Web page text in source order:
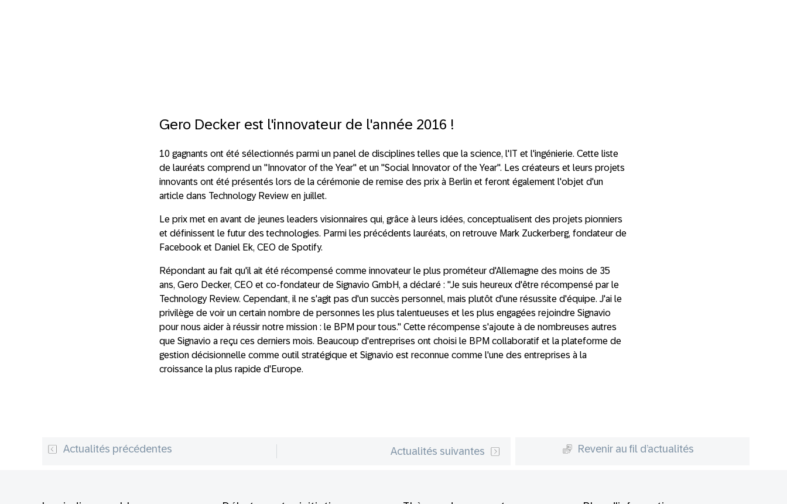
Gero Decker est l'innovateur de l'année 2016 !
10 gagnants ont été sélectionnés parmi un panel de disciplines telles que la science, l'IT et l'ingénierie. Cette liste
de lauréats comprend un "Innovator of the Year" et un "Social Innovator of the Year". Les créateurs et leurs projets
innovants ont été présentés lors de la cérémonie de remise des prix à Berlin et feront également l'objet d'un
article dans Technology Review en juillet.
Le prix met en avant de jeunes leaders visionnaires qui, grâce à leurs idées, conceptualisent des projets pionniers
et définissent le futur des technologies. Parmi les précédents lauréats, on retrouve Mark Zuckerberg, fondateur de
Facebook et Daniel Ek, CEO de Spotify.
Répondant au fait qu'il ait été récompensé comme innovateur le plus prométeur d'Allemagne des moins de 35
ans, Gero Decker, CEO et co-fondateur de Signavio GmbH, a déclaré : "Je suis heureux d'être récompensé par le
Technology Review. Cependant, il ne s'agit pas d'un succès personnel, mais plutôt d'une résussite d'équipe. J'ai le
privilège de voir un certain nombre de personnes les plus talentueuses et les plus engagées rejoindre Signavio
pour nous aider à réussir notre mission : le BPM pour tous." Cette récompense s'ajoute à de nombreuses autres
que Signavio a reçu ces derniers mois. Beaucoup d'entreprises ont choisi le BPM collaboratif et la plateforme de
gestion décisionnelle comme outil stratégique et Signavio est reconnue comme l'une des entreprises à la
croissance la plus rapide d'Europe.
Actualités précédentes Actualités suivantes Revenir au fil d’actualités